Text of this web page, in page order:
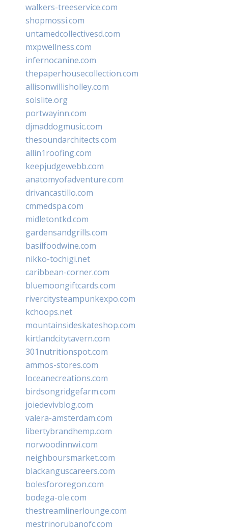
walkers-treeservice.com
shopmossi.com
untamedcollectivesd.com
mxpwellness.com
infernocanine.com
thepaperhousecollection.com
allisonwillisholley.com
solslite.org
portwayinn.com
djmaddogmusic.com
thesoundarchitects.com
allin1roofing.com
keepjudgewebb.com
anatomyofadventure.com
drivancastillo.com
cmmedspa.com
midletontkd.com
gardensandgrills.com
basilfoodwine.com
nikko-tochigi.net
caribbean-corner.com
bluemoongiftcards.com
rivercitysteampunkexpo.com
kchoops.net
mountainsideskateshop.com
kirtlandcitytavern.com
301nutritionspot.com
ammos-stores.com
loceanecreations.com
birdsongridgefarm.com
joiedevivblog.com
valera-amsterdam.com
libertybrandhemp.com
norwoodinnwi.com
neighboursmarket.com
blackanguscareers.com
bolesfororegon.com
bodega-ole.com
thestreamlinerlounge.com
mestrinorubanofc.com